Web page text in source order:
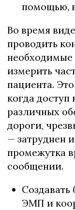
помощью,
Во время
проводить
измерить
пациента.
когда доступ
различных
дороги,
— затруднен
промежутка
сообщении.
Создавать
ЭМП и